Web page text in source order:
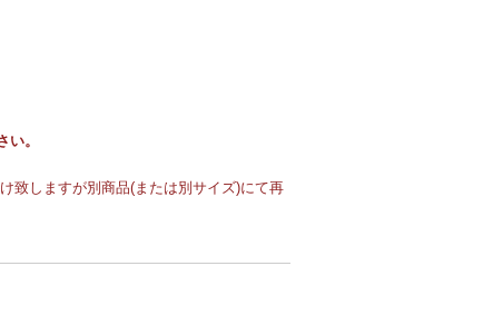
。
致しますが別商品(または別サイズ)にて再